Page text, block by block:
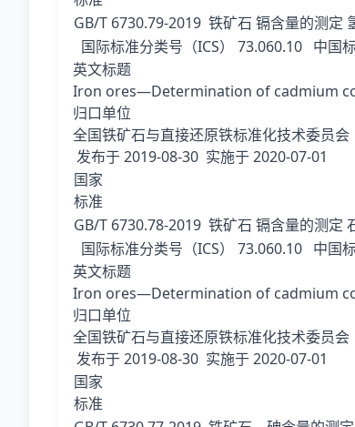
GB/T 6730.79-2019 铁矿石 镉含量的测定
国际标准分类号（ICS）
73.060.10 中国
英文标题
Iron ores—Determination of cadmium
归口单位
全国铁矿石与直接还原铁标准化技术委员会
发布于2019-08-30 实施于2020-07-01
国家
标准
GB/T 6730.78-2019 铁矿石 镉含量的测定
国际标准分类号（ICS）
73.060.10 中国
英文标题
Iron ores—Determination of cadmium
归口单位
全国铁矿石与直接还原铁标准化技术委员会
发布于2019-08-30 实施于2020-07-01
国家
标准